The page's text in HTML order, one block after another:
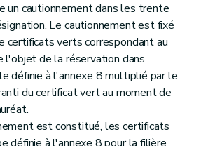
un cautionnement dans les trente
Le cautionnement est fixé
certificats verts correspondant au
l'objet de la réservation dans
définie à l'annexe 8 multiplié par le
du certificat vert au moment de
est constitué, les certificats